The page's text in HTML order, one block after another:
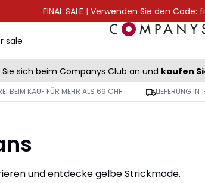
FINAL SALE | Verwenden Sie den Code:
sale
Sie sich beim Companys Club an und kaufen
BEIM KAUF FÜR MEHR ALS 69 CHF LIEFERUNG IN
und entdeckegelbe Strickmode.